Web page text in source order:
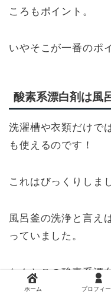
ころもポイント。
いやそこが一番のポ
酸素系漂白剤は風
洗濯槽や衣類だけで
も使えるのです！
これはびっくりしま
風呂釜の洗浄と言え
っていました。
なんとこの酸素系漂
で同じ効果があるの
ホーム プロフィ